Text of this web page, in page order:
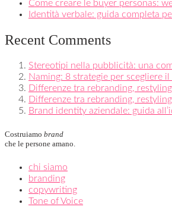
Come creare le buyer personas:
Identità verbale: guida completa
Recent Comments
Stereotipi nella pubblicità: una
Naming: 8 strategie per scegliere
Differenze tra rebranding,
Differenze tra rebranding,
Brand identity aziendale: guida
Costruiamo brand
che le persone amano.
chi siamo
branding
copywriting
Tone of Voice